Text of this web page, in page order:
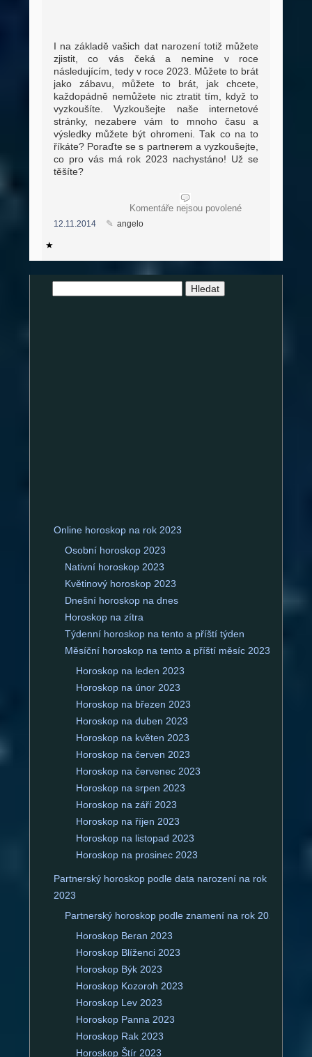
I na základě vašich dat narození totiž můžete
zjistit, co vás čeká a nemine v roce
následujícím, tedy v roce 2023. Můžete to brát
jako zábavu, můžete to brát, jak chcete,
každopádně nemůžete nic ztratit tím, když to
vyzkoušíte. Vyzkoušejte naše internetové
stránky, nezabere vám to mnoho času a
výsledky můžete být ohromeni. Tak co na to
říkáte? Poraďte se s partnerem a vyzkoušejte,
co pro vás má rok 2023 nachystáno! Už se
těšíte?
Komentáře nejsou povolenéu
12.11.2014 angelo
Online horoskop na rok 2023
Osobní horoskop 2023
Nativní horoskop 2023
Květinový horoskop 2023
Dnešní horoskop na dnes
Horoskop na zítra
Týdenní horoskop na tento a příští týden
Měsíční horoskop na tento a příští měsíc 2023
Horoskop na leden 2023
Horoskop na únor 2023
Horoskop na březen 2023
Horoskop na duben 2023
Horoskop na květen 2023
Horoskop na červen 2023
Horoskop na červenec 2023
Horoskop na srpen 2023
Horoskop na září 2023
Horoskop na říjen 2023
Horoskop na listopad 2023
Horoskop na prosinec 2023
Partnerský horoskop podle data narození na rok
2023
Partnerský horoskop podle znamení na rok 2023
Horoskop Beran 2023
Horoskop Blíženci 2023
Horoskop Býk 2023
Horoskop Kozoroh 2023
Horoskop Lev 2023
Horoskop Panna 2023
Horoskop Rak 2023
Horoskop Štír 2023